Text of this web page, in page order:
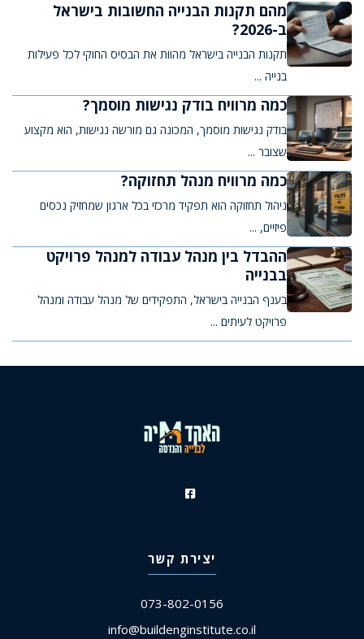
מהם תקנות הבנייה החשובות בישראל
ב-2026?
תקנות הבנייה בישראל מהוות את הבסיס החוקי לכל פעילות
בנייה ...
כמה מרוויח בודק נגישות מוסמך?
בודק נגישות מוסמך, המכונה גם מורשה נגישות, הוא מקצוע
שצובר ...
כמה מרוויח מנהל תחזוקה?
ניהול תחזוקה הוא תפקיד מרכזי בכל ארגון שמחזיק נכסים
פיזיים, ...
ההבדל בין מנהל עבודה למנהל פרויקט
בבנייה
בענף הבנייה בישראל, התפקידים של מנהל עבודה ומנהל
פרויקט לעיתים ...
יצירת קשר
073-802-0156
info@buildenginstitute.co.il